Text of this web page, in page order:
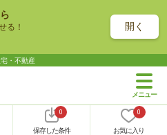
る！ 開く
・不動産
0
保存した条件
0
お気に入り